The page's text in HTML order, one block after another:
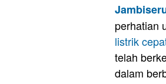
perhatian
listrik
telah
dalam